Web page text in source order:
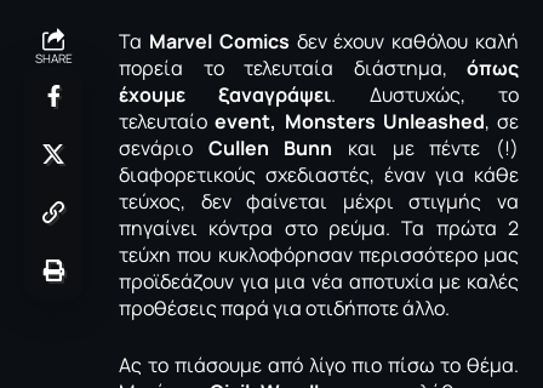
SHARE
Τα Marvel Comics δεν έχουν καθόλου καλή
πορεία το τελευταία διάστημα, όπως
έχουμε ξαναγράψει. Δυστυχώς, το
τελευταίοevent, Monsters Unleashed, σε
σενάριο Cullen Bunn και με πέντε (!)
διαφορετικούς σχεδιαστές, έναν για κάθε
τεύχος, δεν φαίνεται μέχρι στιγμής να
πηγαίνει κόντρα στο ρεύμα. Τα πρώτα 2
τεύχη που κυκλοφόρησαν περισσότερο μας
προϊδεάζουν για μια νέα αποτυχία με καλές
προθέσεις παρά για οτιδήποτε άλλο.
Ας το πιάσουμε από λίγο πιο πίσω το θέμα.